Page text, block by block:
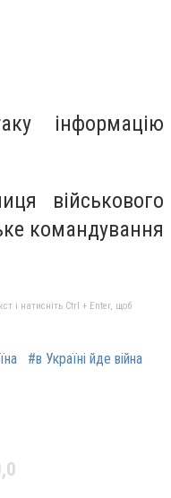
інформацію
військового
командування
і натисніть Ctrl + Enter, щоб
#в Україні йде війна